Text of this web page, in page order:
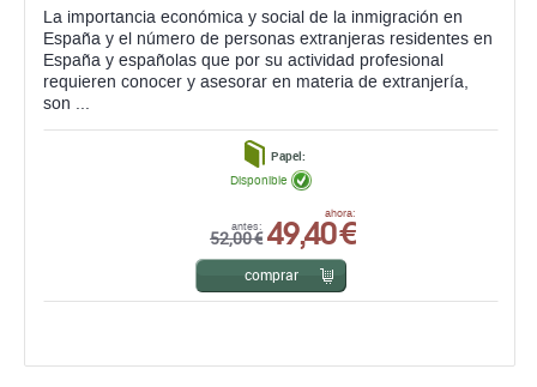
La importancia económica y social de la inmigración en
España y el número de personas extranjeras residentes en
España y españolas que por su actividad profesional
requieren conocer y asesorar en materia de extranjería,
son ...
Papel:
antes:
52,00 €
ahora:
49,40 €
Disponible
comprar